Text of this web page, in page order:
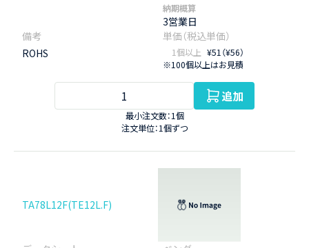
納期概算
3営業日
ROHS 1個以上 ¥51（¥56）
※100個以上はお見積
追加
最小注文数：1個
注文単位：1個ずつ
TA78L12F(TE12L.F)